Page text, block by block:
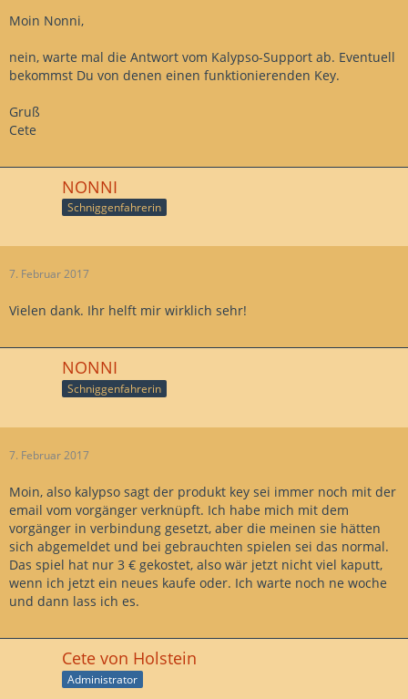
Moin Nonni,
nein, warte mal die Antwort vom Kalypso-Support ab. Eventuell
bekommst Du von denen einen funktionierenden Key.
Gruß
Cete
NONNI
Schniggenfahrerin
7. Februar 2017
Vielen dank. Ihr helft mir wirklich sehr!
NONNI
Schniggenfahrerin
7. Februar 2017
Moin, also kalypso sagt der produkt key sei immer noch mit der
email vom vorgänger verknüpft. Ich habe mich mit dem
vorgänger in verbindung gesetzt, aber die meinen sie hätten
sich abgemeldet und bei gebrauchten spielen sei das normal.
Das spiel hat nur 3 € gekostet, also wär jetzt nicht viel kaputt,
wenn ich jetzt ein neues kaufe oder. Ich warte noch ne woche
und dann lass ich es.
Cete von Holstein
Administrator